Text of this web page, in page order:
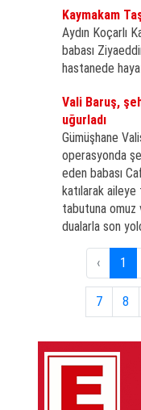
Kaymakam
Aydın Koçarlı
babası
hastanede
Vali Baruş,
uğurladı
Gümüşhane
operasyonda
eden babası
katılarak
tabutuna omuz
dualarla son
‹ 1
7 8